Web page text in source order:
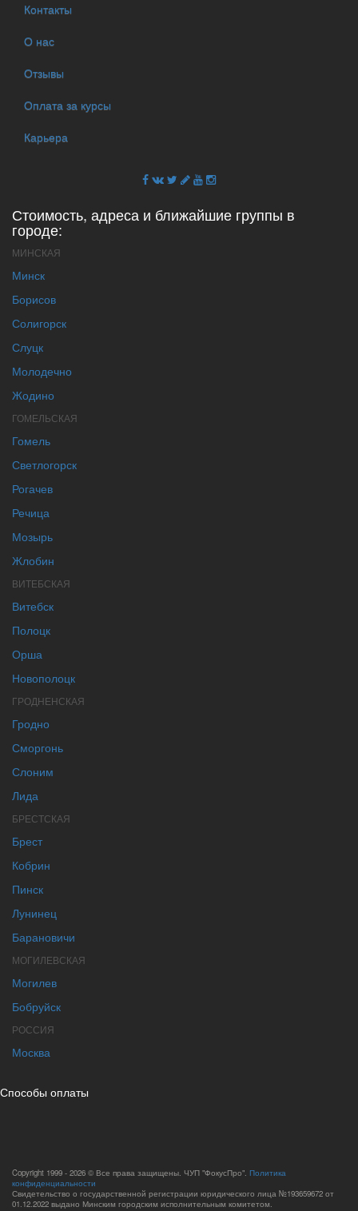
Контакты
О нас
Отзывы
Оплата за курсы
Карьера
Стоимость, адреса и ближайшие группы в
городе:
МИНСКАЯ
Минск
Борисов
Солигорск
Слуцк
Молодечно
Жодино
ГОМЕЛЬСКАЯ
Гомель
Светлогорск
Рогачев
Речица
Мозырь
Жлобин
ВИТЕБСКАЯ
Витебск
Полоцк
Орша
Новополоцк
ГРОДНЕНСКАЯ
Гродно
Сморгонь
Слоним
Лида
БРЕСТСКАЯ
Брест
Кобрин
Пинск
Лунинец
Барановичи
МОГИЛЕВСКАЯ
Могилев
Бобруйск
РОССИЯ
Москва
Способы оплаты
Copyright 1999 - 2026 © Все права защищены. ЧУП "ФокусПро". Политика
конфиденциальности
Свидетельство о государственной регистрации юридического лица №193659672 от
01.12.2022 выдано Минским городским исполнительным комитетом.